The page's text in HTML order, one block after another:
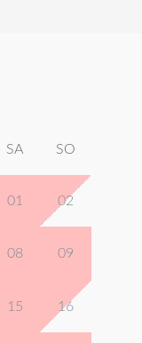
SA SO
01 02
08 09
15 16